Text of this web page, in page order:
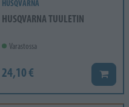
HUSQVARNA
HUSQVARNA TUULETIN
Varastossa
24,10 € Lisää